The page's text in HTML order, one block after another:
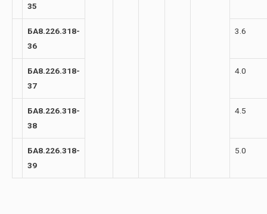
35
БА8.226.318-
36
3.6
БА8.226.318-
37
4.0
БА8.226.318-
38
4.5
БА8.226.318-
39
5.0